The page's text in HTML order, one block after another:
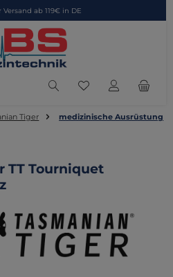
Versand ab 119€ in DE
Du hast 0
Tiger medizinische Ausrüstung
TT Tourniquet